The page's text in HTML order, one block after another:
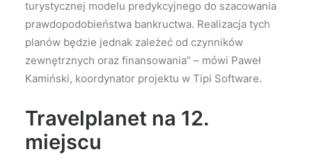
turystycznej modelu predykcyjnego do szacowania
prawdopodobieństwa bankructwa. Realizacja tych
planów będzie jednak zależeć od czynników
zewnętrznych oraz finansowania” – mówi Paweł
Kamiński, koordynator projektu w Tipi Software.
Travelplanet na 12.
miejscu